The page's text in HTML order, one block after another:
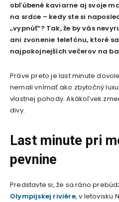
obľúbené kaviarne aj svoje
na srdce – kedy ste si
„vypnúť“? Tak, že by vás
ani zvonenie telefónu, ktoré
najpokojnejších večerov na
Práve preto je last minute
nemali vnímať ako zbytočný
vlastnej pohody. Akákoľvek
divy.
Last minute pri
pevnine
Predstavte si, že sa ráno
Olympijskej riviére, v letovisku